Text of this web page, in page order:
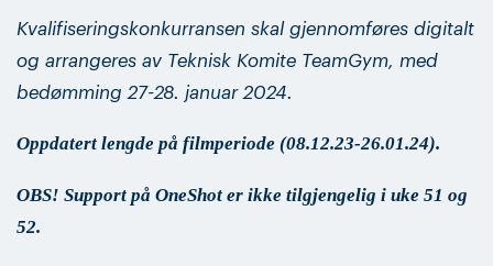
Kvalifiseringskonkurransen skal gjennomføres digitalt
og arrangeres av Teknisk Komite TeamGym, med
bedømming 27-28. januar 2024.
Oppdatert lengde på filmperiode (08.12.23-26.01.24).
OBS! Support på OneShot er ikke tilgjengelig i uke 51 og
52.